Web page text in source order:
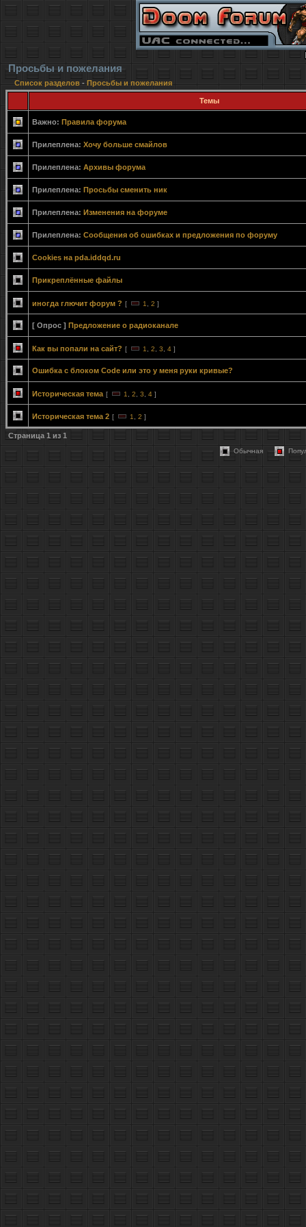
Просьбы и пожелания
Список разделов - Просьбы и пожелания
Темы
Важно: Правила форума
Прилеплена: Хочу больше смайлов
Прилеплена: Архивы форума
Прилеплена: Просьбы сменить ник
Прилеплена: Изменения на форуме
Прилеплена: Сообщения об ошибках и предложения по форуму
Cookies на pda.iddqd.ru
Прикреплённые файлы
иногда глючит форум ? [ 1 2 ]
[ Опрос ] Предложение о радиоканале
Как вы попали на сайт? [ 1 2 3 4 ]
Ошибка с блоком Code или это у меня руки кривые?
Историческая тема [ 1 2 3 4 ]
Историческая тема 2 [ 1 2 ]
Страница 1из 1
Обычная